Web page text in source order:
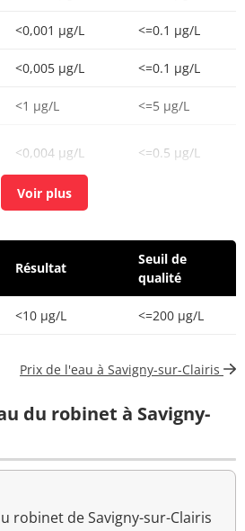
<0,001 µg/L <=0.1 µg/L
<0,005 µg/L <=0.1 µg/L
<1 µg/L <=5 µg/L
<0,004 µg/L <=0.5 µg/L
<5 µg/L
0,053 mg(Cu)/L <=2 mg(Cu)/L
<0,001 µg/L <=0.1 µg/L
<=20 µg/L
<1 µg/L <=10 µg/L
Résultat
Seuil de
qualité
<10 µg/L <=200 µg/L
Prix de l'eau à Savigny-sur-Clairis
du robinet à Savigny-
robinet de Savigny-sur-Clairis